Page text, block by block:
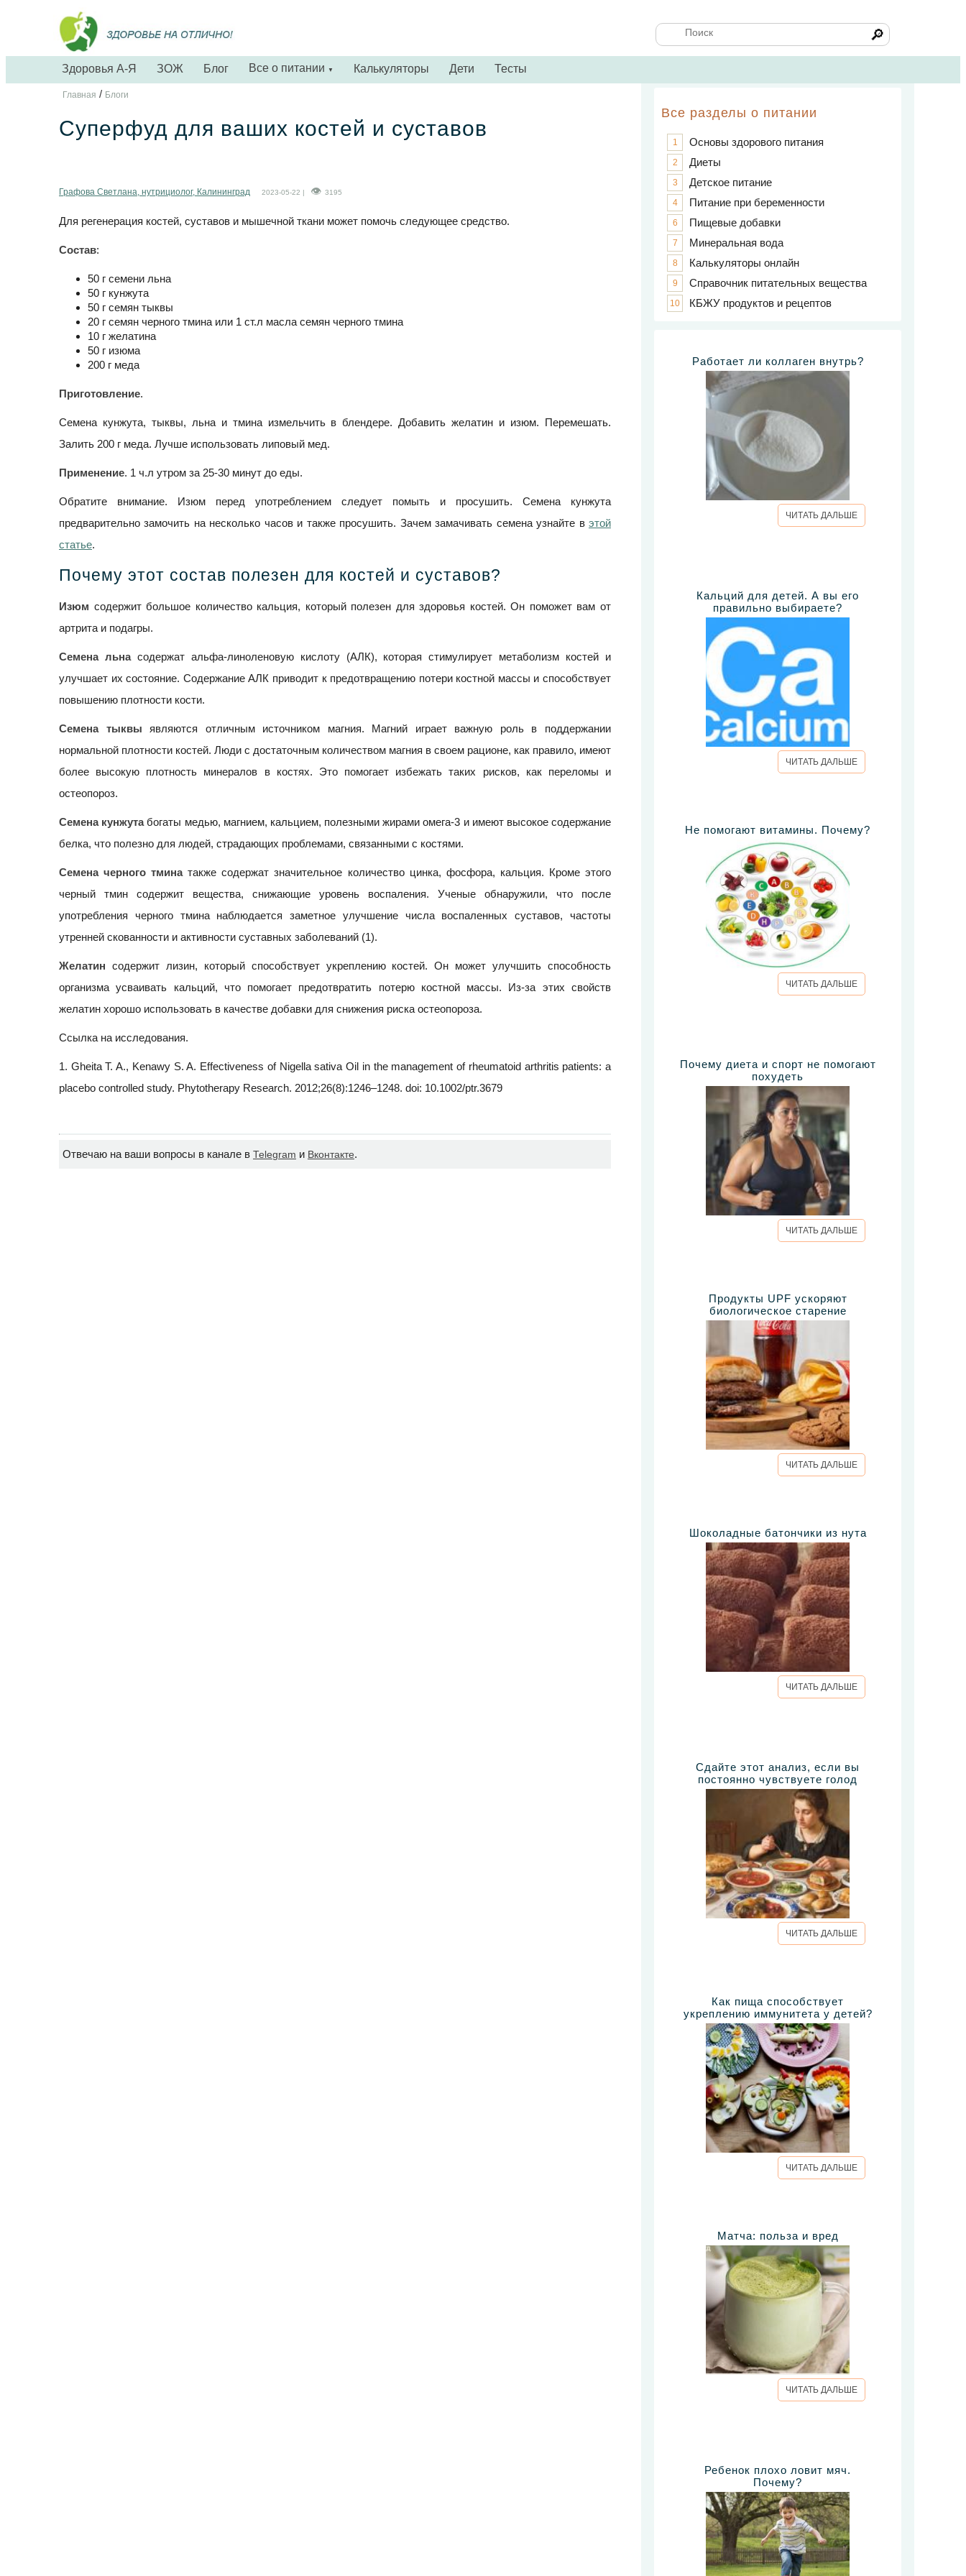
🔎
Здоровья А-Я ЗОЖ Блог Все о питании ▼ Калькуляторы Дети Тесты
Главная / Блоги
Суперфуд для ваших костей и суставов
Графова Светлана, нутрициолог, Калининград 2023-05-22 | 3195
Для регенерация костей, суставов и мышечной ткани может помочь следующее средство.
Состав:
50 г семени льна
50 г кунжута
50 г семян тыквы
20 г семян черного тмина или 1 ст.л масла семян черного тмина
10 г желатина
50 г изюма
200 г меда
Приготовление.
Семена кунжута, тыквы, льна и тмина измельчить в блендере. Добавить желатин и изюм. Перемешать.
Залить 200 г меда. Лучше использовать липовый мед.
Применение. 1 ч.л утром за 25-30 минут до еды.
Обратите внимание. Изюм перед употреблением следует помыть и просушить. Семена кунжута
предварительно замочить на несколько часов и также просушить. Зачем замачивать семена узнайте в этой
статье.
Почему этот состав полезен для костей и суставов?
Изюм содержит большое количество кальция, который полезен для здоровья костей. Он поможет вам от
артрита и подагры.
Семена льнасодержат альфа-линоленовую кислоту (АЛК), которая стимулирует метаболизм костей и
улучшает их состояние. Содержание АЛК приводит к предотвращению потери костной массы и способствует
повышению плотности кости.
Семена тыквы являются отличным источником магния. Магний играет важную роль в поддержании
нормальной плотности костей. Люди с достаточным количеством магния в своем рационе, как правило, имеют
более высокую плотность минералов в костях. Это помогает избежать таких рисков, как переломы и
остеопороз.
Семена кунжутабогаты медью, магнием, кальцием, полезными жирами омега-3 и имеют высокое содержание
белка, что полезно для людей, страдающих проблемами, связанными с костями.
Семена черного тминатакже содержат значительное количество цинка, фосфора, кальция. Кроме этого
черный тмин содержит вещества, снижающие уровень воспаления. Ученые обнаружили, что после
употребления черного тмина наблюдается заметное улучшение числа воспаленных суставов, частоты
утренней скованности и активности суставных заболеваний (1).
Желатин содержит лизин, который способствует укреплению костей. Он может улучшить способность
организма усваивать кальций, что помогает предотвратить потерю костной массы. Из-за этих свойств
желатин хорошо использовать в качестве добавки для снижения риска остеопороза.
Ссылка на исследования.
1. Gheita T. A., Kenawy S. A. Effectiveness of Nigella sativa Oil in the management of rheumatoid arthritis patients: a
placebo controlled study. Phytotherapy Research. 2012;26(8):1246–1248. doi: 10.1002/ptr.3679
Отвечаю на ваши вопросы в канале в Telegram и Вконтакте.
Все разделы о питании
1 Основы здорового питания
2 Диеты
3 Детское питание
4 Питание при беременности
6 Пищевые добавки
7 Минеральная вода
8 Калькуляторы онлайн
9 Справочник питательных вещества
10 КБЖУ продуктов и рецептов
Работает ли коллаген внутрь?
ЧИТАТЬ ДАЛЬШЕ
Кальций для детей. А вы его
правильно выбираете?
ЧИТАТЬ ДАЛЬШЕ
Не помогают витамины. Почему?
ЧИТАТЬ ДАЛЬШЕ
Почему диета и спорт не помогают
похудеть
ЧИТАТЬ ДАЛЬШЕ
Продукты UPF ускоряют
биологическое старение
ЧИТАТЬ ДАЛЬШЕ
Шоколадные батончики из нута
ЧИТАТЬ ДАЛЬШЕ
Сдайте этот анализ, если вы
постоянно чувствуете голод
ЧИТАТЬ ДАЛЬШЕ
Как пища способствует
укреплению иммунитета у детей?
ЧИТАТЬ ДАЛЬШЕ
Матча: польза и вред
ЧИТАТЬ ДАЛЬШЕ
Ребенок плохо ловит мяч.
Почему?